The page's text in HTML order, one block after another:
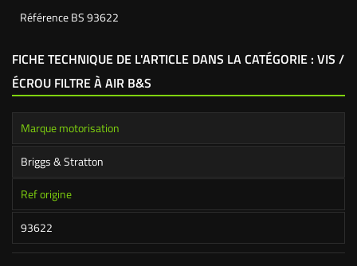
RéférenceBS 93622
FICHE TECHNIQUE DE L'ARTICLE DANS LA CATÉGORIE : VIS /
ÉCROU FILTRE À AIR B&S
Marque motorisation
Briggs & Stratton
Ref origine
93622